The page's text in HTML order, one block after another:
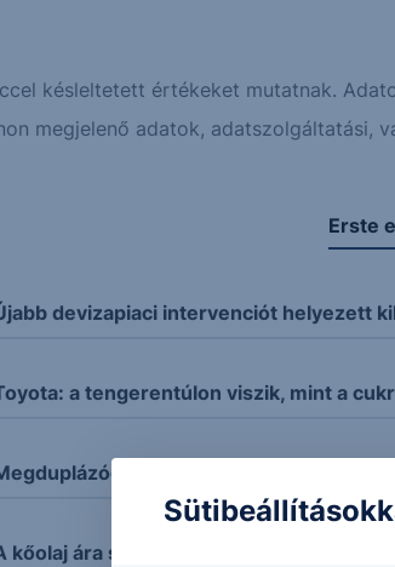
késleltetett értékeket mutatnak.
megjelenő adatok, adatszolgáltatási,
Erste
devizapiaci intervenciót helyezett
a tengerentúlon viszik, mint a
az Indiára kivetett
kőolaj ára stabil, a piac a jelentős